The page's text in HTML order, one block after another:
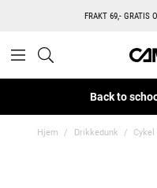
FRAKT 69,- GRATIS
Back to
Hjem Drikkedunk